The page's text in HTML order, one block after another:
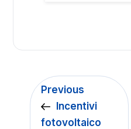
Previous
Incentivi
fotovoltaico